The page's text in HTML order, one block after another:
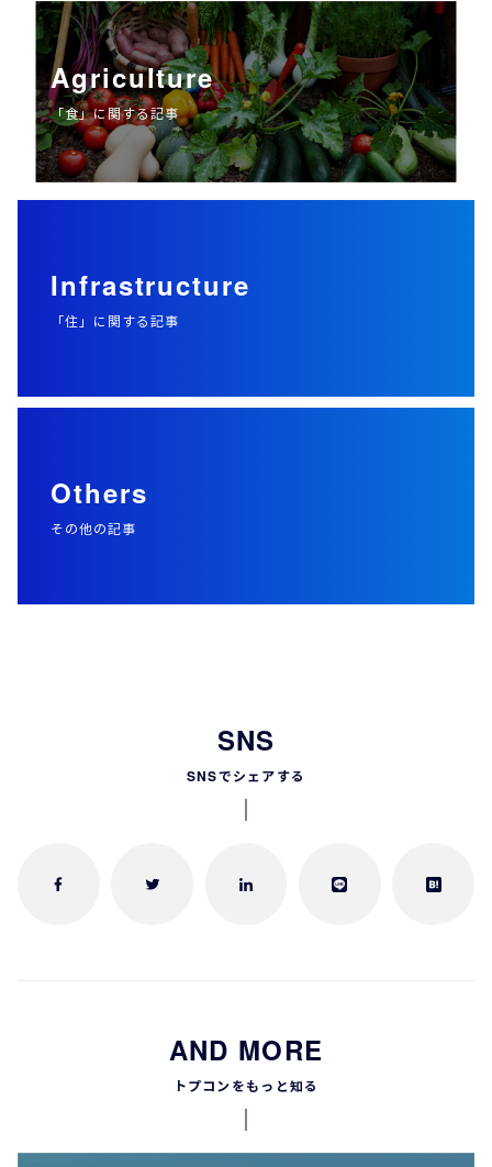
Agriculture
「食」に関する記事
Infrastructure
「住」に関する記事
Others
その他の記事
SNS
SNSでシェアする
AND MORE
トプコンをもっと知る